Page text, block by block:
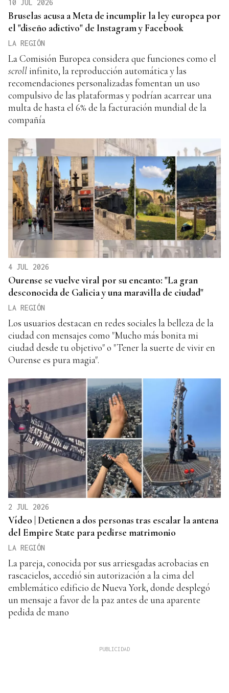
10 JUL 2026
Bruselas acusa a Meta de incumplir la ley europea por
el "diseño adictivo" de Instagram y Facebook
LA REGIÓN
La Comisión Europea considera que funciones como el
scroll infinito, la reproducción automática y las
recomendaciones personalizadas fomentan un uso
compulsivo de las plataformas y podrían acarrear una
multa de hasta el 6% de la facturación mundial de la
compañía
4 JUL 2026
Ourense se vuelve viral por su encanto: "La gran
desconocida de Galicia y una maravilla de ciudad"
LA REGIÓN
Los usuarios destacan en redes sociales la belleza de la
ciudad con mensajes como "Mucho más bonita mi
ciudad desde tu objetivo" o "Tener la suerte de vivir en
Ourense es pura magia".
2 JUL 2026
Vídeo | Detienen a dos personas tras escalar la antena
del Empire State para pedirse matrimonio
LA REGIÓN
La pareja, conocida por sus arriesgadas acrobacias en
rascacielos, accedió sin autorización a la cima del
emblemático edificio de Nueva York, donde desplegó
un mensaje a favor de la paz antes de una aparente
pedida de mano